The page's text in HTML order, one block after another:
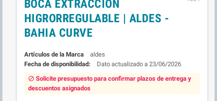
BOCA EXTRACCIÓN
HIGRORREGULABLE | ALDES -
BAHIA CURVE
Marca
aldes
Fecha de disponibilidad:
23/06/2026
block Solicite presupuesto para confirmar plazos de entrega y
descuentos asignados